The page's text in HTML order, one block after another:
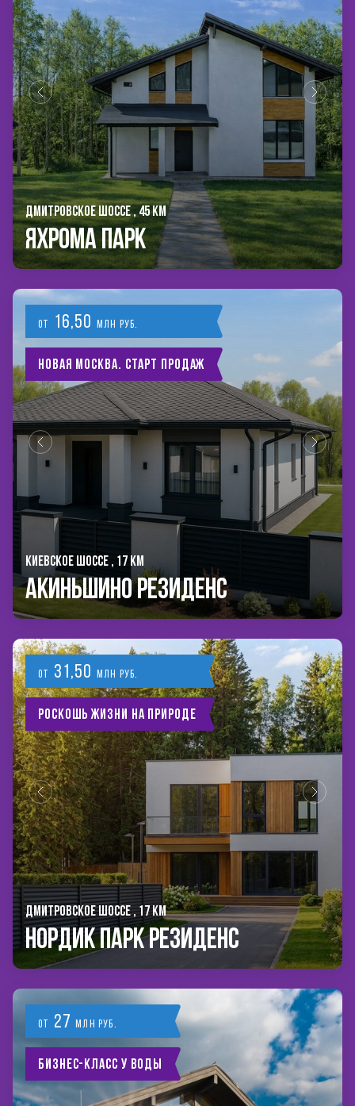
ДМИТРОВСКОЕ ШОССЕ , 45 КМ
Яхрома Парк
от 16,50 млн руб.
Новая Москва. Старт продаж
КИЕВСКОЕ ШОССЕ , 17 КМ
Акиньшино Резиденс
от 31,50 млн руб.
Роскошь жизни на природе
ДМИТРОВСКОЕ ШОССЕ , 17 КМ
Нордик Парк Резиденс
от 27млн руб.
Бизнес-класс у воды